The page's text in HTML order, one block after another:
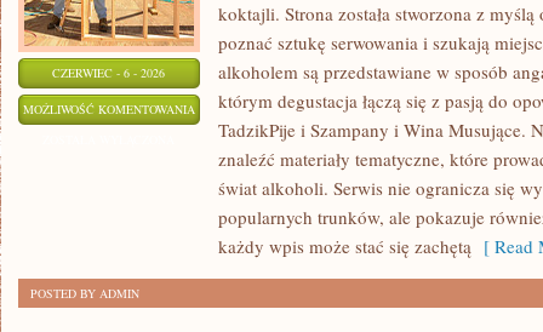
CZERWIEC - 6 - 2026
MOŻLIWOŚĆ KOMENTOWANIA PIWA
ŚWIATA
koktajli. Strona została stworzona z
poznać sztukę serwowania i szukają
alkoholem są przedstawiane w sposób
którym degustacja łączą się z pasją do
TadzikPije i Szampany i Wina Musujące.
znaleźć materiały tematyczne, które
świat alkoholi. Serwis nie ogranicza się
popularnych trunków, ale pokazuje
każdy wpis może stać się zachętą [ Read
POSTED BY ADMIN